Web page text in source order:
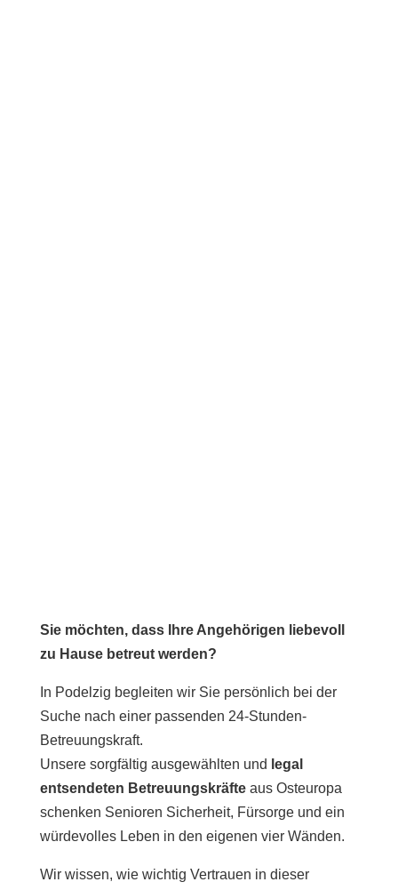
Sie möchten, dass Ihre Angehörigen liebevoll
zu Hause betreut werden?
In Podelzig begleiten wir Sie persönlich bei der
Suche nach einer passenden 24-Stunden-
Betreuungskraft.
Unsere sorgfältig ausgewählten und legal
entsendeten Betreuungskräfteaus Osteuropa
schenken Senioren Sicherheit, Fürsorge und ein
würdevolles Leben in den eigenen vier Wänden.
Wir wissen, wie wichtig Vertrauen in dieser